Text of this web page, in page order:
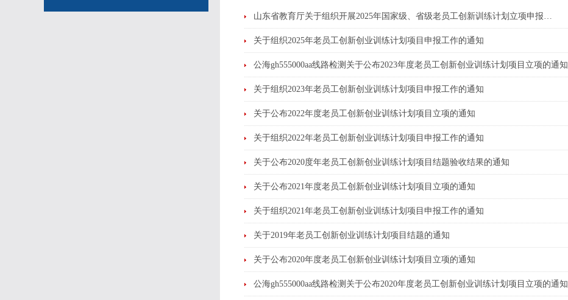
山东省教育厅关于组织开展2025年国家级、省级老员工创新训练计划立项申报…
关于组织2025年老员工创新创业训练计划项目申报工作的通知
公海gh555000aa线路检测关于公布2023年度老员工创新创业训练计划项目立项的通知
关于组织2023年老员工创新创业训练计划项目申报工作的通知
关于公布2022年度老员工创新创业训练计划项目立项的通知
关于组织2022年老员工创新创业训练计划项目申报工作的通知
关于公布2020度年老员工创新创业训练计划项目结题验收结果的通知
关于公布2021年度老员工创新创业训练计划项目立项的通知
关于组织2021年老员工创新创业训练计划项目申报工作的通知
关于2019年老员工创新创业训练计划项目结题的通知
关于公布2020年度老员工创新创业训练计划项目立项的通知
公海gh555000aa线路检测关于公布2020年度老员工创新创业训练计划项目立项的通知